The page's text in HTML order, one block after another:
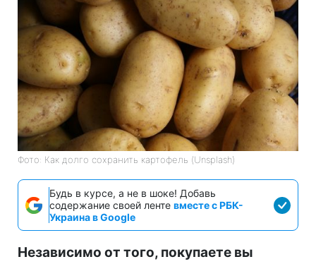
Фото: Как долго сохранить картофель (Unsplash)
Будь в курсе, а не в шоке! Добавь
содержание своей ленте вместе с РБК-
Украина в Google
Независимо от того, покупаете вы